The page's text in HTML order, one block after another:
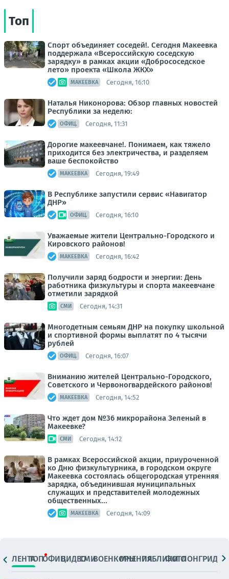
Топ
Спорт объединяет соседей!. Сегодня Макеевка
поддержала «Всероссийскую соседскую
зарядку» в рамках акции «Добрососедское
лето» проекта «Школа ЖКХ»
МАКЕЕВКА Сегодня, 16:10
Наталья Никонорова: Обзор главных новостей
Республики за неделю:
ОФИЦ. Сегодня, 11:31
Дорогие макеевчане!. Понимаем, как тяжело
приходится без электричества, и разделяем
ваше беспокойство
МАКЕЕВКА Сегодня, 19:49
В Республике запустили сервис «Навигатор
ДНР»
ОФИЦ. Сегодня, 16:10
Уважаемые жители Центрально-Городского и
Кировского районов!
МАКЕЕВКА Сегодня, 16:42
Получили заряд бодрости и энергии: День
работника физкультуры и спорта макеевчане
отметили зарядкой
СМИ Сегодня, 14:31
Многодетным семьям ДНР на покупку школьной
и спортивной формы выплатят по 4 тысячи
рублей
ОФИЦ. Сегодня, 16:07
Вниманию жителей Центрально-Городского,
Советского и Червоногвардейского районов!
МАКЕЕВКА Сегодня, 14:52
Что ждет дом №36 микрорайона Зеленый в
Макеевке?
СМИ Сегодня, 14:12
В рамках Всероссийской акции, приуроченной
ко Дню физкультурника, в городском округе
Макеевка состоялась общегородская утренняя
зарядка, объединившая муниципальных
служащих и представителей молодежных
общественных...
МАКЕЕВКА Сегодня, 14:09
ЛЕНТАТОПОФИЦ.ВИДЕОСМИВОЕНКОРЫМНЕНИЯПАБЛИКИ
ФОТОЛОНГРИДЫ